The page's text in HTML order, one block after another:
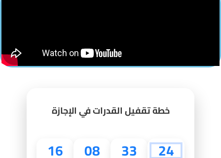
خطة تقفيل القدرات في الإجازة
16 08 33 22